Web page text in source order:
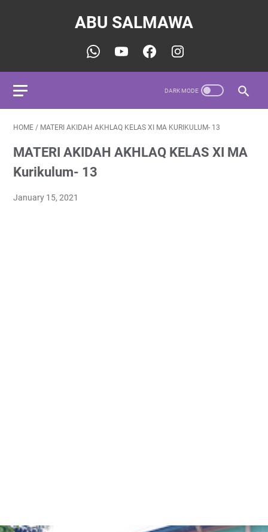
ABU SALMAWA
HOME / MATERI AKIDAH AKHLAQ KELAS XI MA KURIKULUM- 13
MATERI AKIDAH AKHLAQ KELAS XI MA
Kurikulum- 13
January 15, 2021